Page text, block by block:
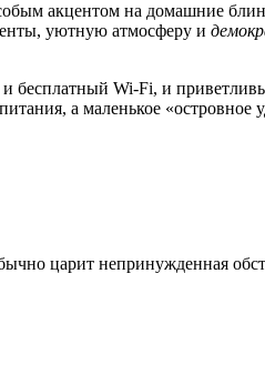
акцентом на домашние
уютную атмосферу и
бесплатный Wi-Fi, и
а маленькое «островное
царит непринужденная